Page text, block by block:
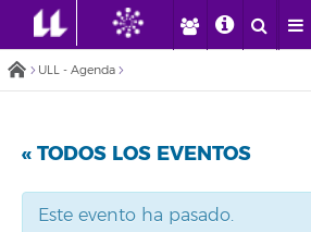
ULL - Agenda
« TODOS LOS EVENTOS
Este evento ha pasado.